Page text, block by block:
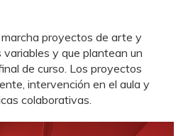
proyectos de arte y
y que plantean un
de curso. Los proyectos
intervención en el aula y
colaborativas.